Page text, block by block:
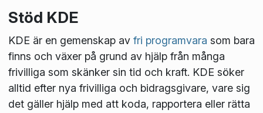
Stöd KDE
KDE är en gemenskap av fri programvara som bara
finns och växer på grund av hjälp från många
frivilliga som skänker sin tid och kraft. KDE söker
alltid efter nya frivilliga och bidragsgivare, vare sig
det gäller hjälp med att koda, rapportera eller rätta